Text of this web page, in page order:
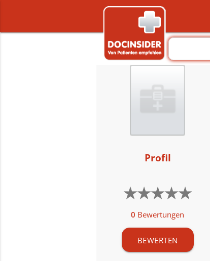
Profil
★★★★★
★★★★★
0 Bewertungen
BEWERTEN